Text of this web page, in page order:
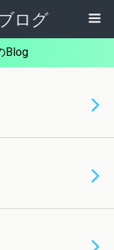
ログ
Blog